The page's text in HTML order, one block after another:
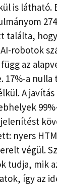
is látható.
találta,
robotok
az
17%-a
A
nyers
végül.
tudja, mik
így az